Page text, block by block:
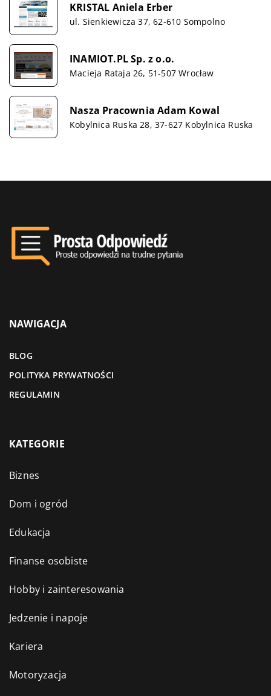
KRISTAL Aniela Erber
ul. Sienkiewicza 37, 62-610 Sompolno
INAMIOT.PL Sp. z o.o.
Macieja Rataja 26, 51-507 Wrocław
Nasza Pracownia Adam Kowal
Kobylnica Ruska 28, 37-627 Kobylnica Ruska
NAWIGACJA
BLOG
POLITYKA PRYWATNOŚCI
REGULAMIN
KATEGORIE
Biznes
Dom i ogród
Edukacja
Finanse osobiste
Hobby i zainteresowania
Jedzenie i napoje
Kariera
Motoryzacja